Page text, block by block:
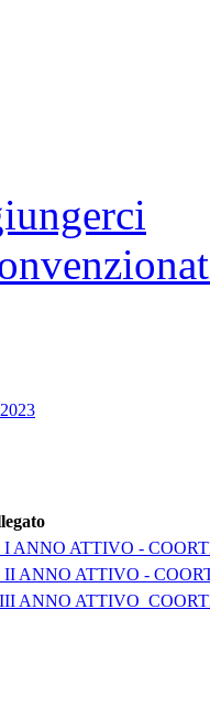
ANNO ATTIVO -
ANNO ATTIVO -
ANNO